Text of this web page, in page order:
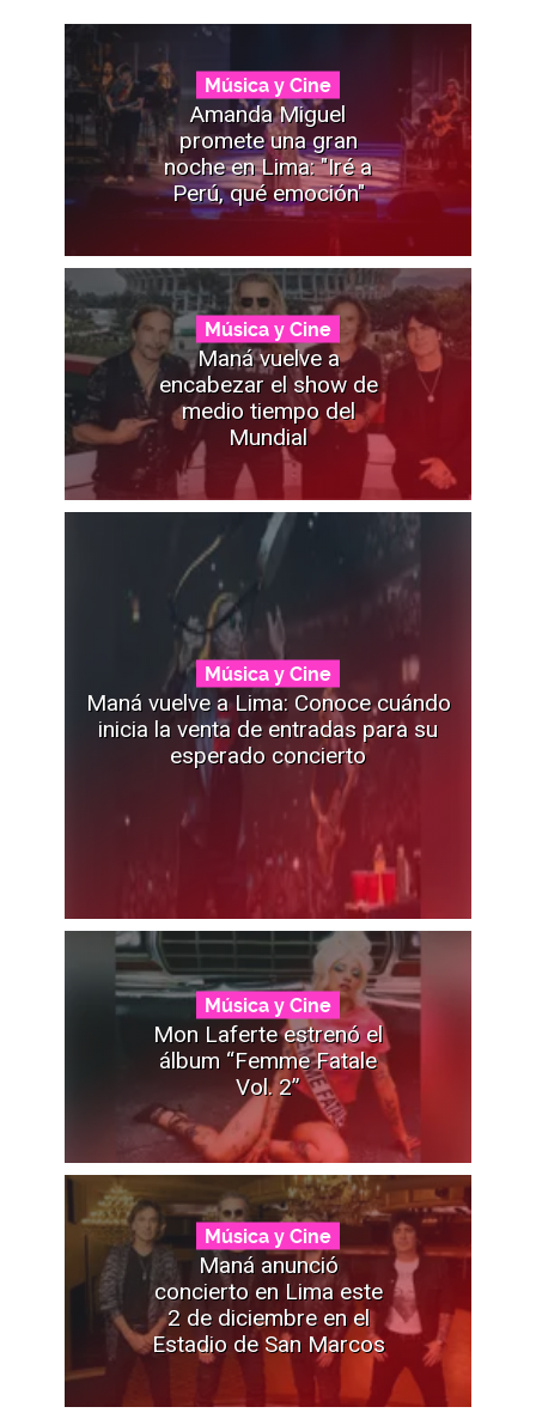
Música y Cine
Amanda Miguel
promete una gran
noche en Lima: "Iré a
Perú, qué emoción"
Música y Cine
Maná vuelve a
encabezar el show de
medio tiempo del
Mundial
Música y Cine
Maná vuelve a Lima: Conoce cuándo
inicia la venta de entradas para su
esperado concierto
Música y Cine
Mon Laferte estrenó el
álbum “Femme Fatale
Vol. 2”
Música y Cine
Maná anunció
concierto en Lima este
2 de diciembre en el
Estadio de San Marcos